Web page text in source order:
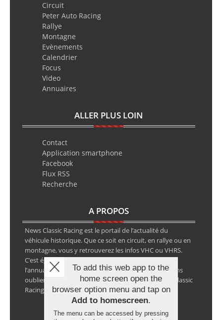
Circuit
Peter Auto Racing
Rallye
Montagne
Evènements
Calendrier
Focus
Video
Annuaires
ALLER PLUS LOIN
Contact
Application smartphone
Facebook
Flux RSS
Recherche
A PROPOS
News Classic Racing est le portail de l’actualité du
véhicule historique. Que ce soit en circuit, en rallye ou en
montagne, vous y retrouverez les infos VHC ou VHRS.
C’est également le calendrier des épreuves ainsi que
l’annuaire des spécialistes de la voiture ancienne, sans
oublier les petites annonces avec notre partenaire Classic
Racing Annonces.
To add this web app to the
home screen open the
browser option menu and tap on
Add to homescreen.
The menu can be accessed by pressing